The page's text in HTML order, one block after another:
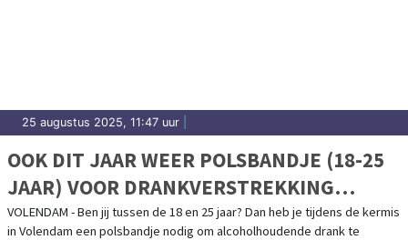
25 augustus 2025, 11:47 uur
OOK DIT JAAR WEER POLSBANDJE (18-25
JAAR) VOOR DRANKVERSTREKKING
TIJDENS KERMIS VOLENDAM
VOLENDAM - Ben jij tussen de 18 en 25 jaar? Dan heb je tijdens de kermis
in Volendam een polsbandje nodig om alcoholhoudende drank te